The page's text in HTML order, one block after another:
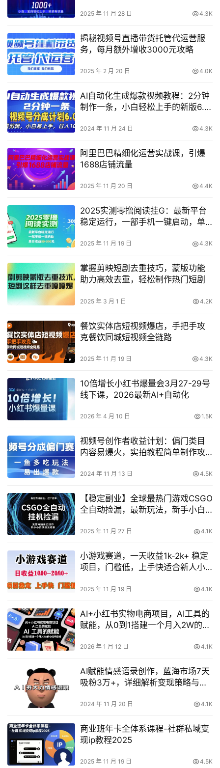
2025 年 11 月 28 日 4.3K
揭秘视频号直播带货托管代运营服
务，每月额外增收3000元攻略
2025 年 2 月 20 日 4.0K
AI自动化生成爆款视频教程：2分钟
制作一条，小白轻松上手的新版6.0
2024 年 11 月 24 日 4.3K
阿里巴巴精细化运营实战课，引爆
1688店铺流量
2025 年 11 月 20 日 4.4K
2025实测零撸阅读挂G：最新平台
稳定运行，一部手机一键启动，单
2025 年 11 月 19 日 4.3K
掌握剪映短剧去重技巧，蒙版功能
助力高效去重，轻松制作热门短剧
2025 年 3 月 1 日 4.2K
餐饮实体店短视频爆店，手把手攻
克餐饮同城短视频全链路
2025 年 11 月 19 日 4.3K
10倍增长小红书爆量会3月27-29号
线下课，2026最新AI+自动化
2026 年 4 月 10 日 1.5K
视频号创作者收益计划：偏门类目
内容易爆火，实拍教程简单制作攻
2024 年 11 月 13 日 4.5K
【稳定副业】全球最热门游戏CSGO
全自动捡漏，最新玩法，新手小白
2025 年 11 月 27 日 4.1K
小游戏赛道，一天收益1k-2k+ 稳定
项目，门槛低，上手快适合新人小
2025 年 11 月 19 日 4.1K
AI+小红书实物电商项目，AI工具的
赋能，从0到1搭建一个月入2W的小
2026 年 1 月 12 日 4.1K
AI赋能情感语录创作，蓝海市场7天
吸粉3万+，详细解析变现策略与制
2024 年 11 月 20 日 4.1K
商业班年卡全体系课程-社群私域变
现ip教程2025
2025 年 11 月 19 日 4.5K